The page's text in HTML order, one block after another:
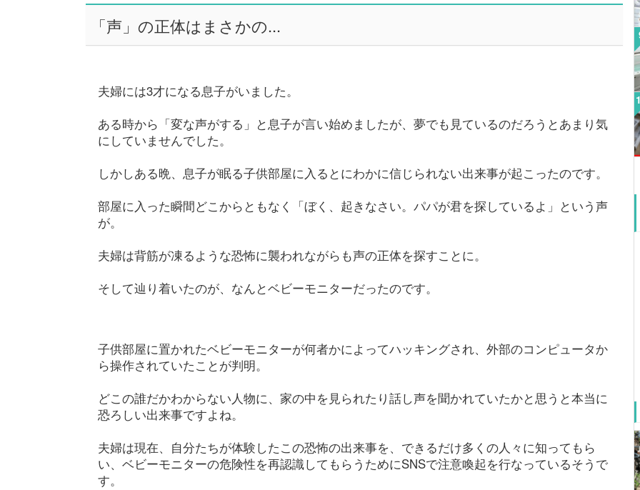
「声」の正体はまさかの...
夫婦には3才になる息子がいました。
ある時から「変な声がする」と息子が言い始めましたが、夢でも見ているのだろうとあまり気
にしていませんでした。
しかしある晩、息子が眠る子供部屋に入るとにわかに信じられない出来事が起こったのです。
部屋に入った瞬間どこからともなく「ぼく、起きなさい。パパが君を探しているよ」という声
が。
夫婦は背筋が凍るような恐怖に襲われながらも声の正体を探すことに。
そして辿り着いたのが、なんとベビーモニターだったのです。
子供部屋に置かれたベビーモニターが何者かによってハッキングされ、外部のコンピュータか
ら操作されていたことが判明。
どこの誰だかわからない人物に、家の中を見られたり話し声を聞かれていたかと思うと本当に
恐ろしい出来事ですよね。
夫婦は現在、自分たちが体験したこの恐怖の出来事を、できるだけ多くの人々に知ってもら
い、ベビーモニターの危険性を再認識してもらうためにSNSで注意喚起を行なっているそうで
す。